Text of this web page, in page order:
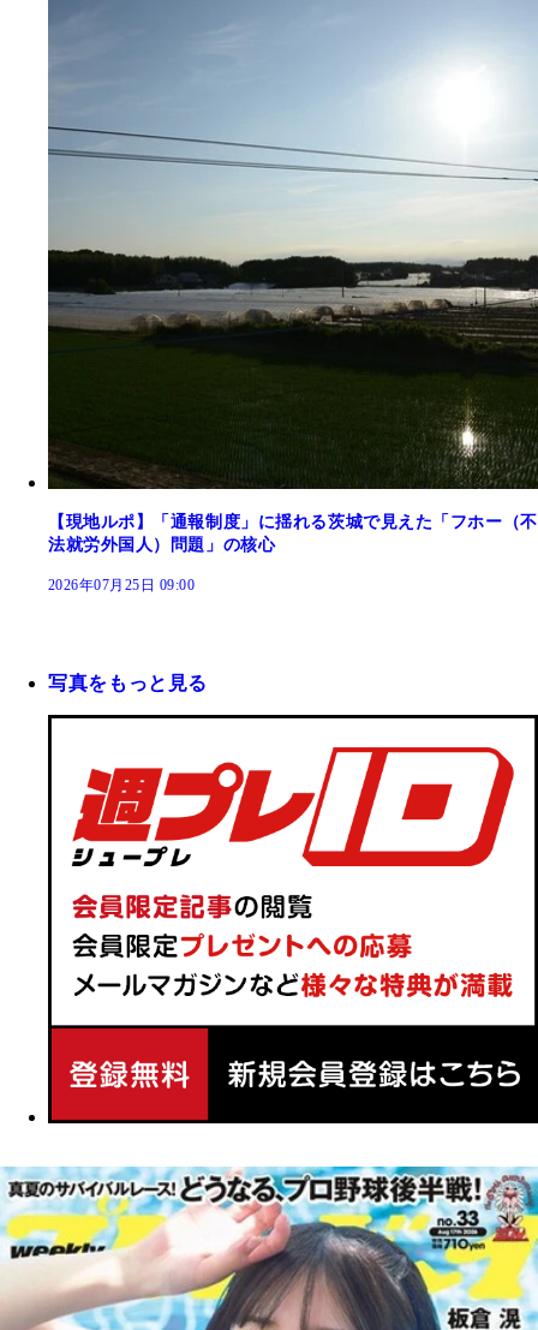
【現地ルポ】「通報制度」に揺れる茨城で見えた「フホー（不
法就労外国人）問題」の核心
2026年07月25日 09:00
写真をもっと見る